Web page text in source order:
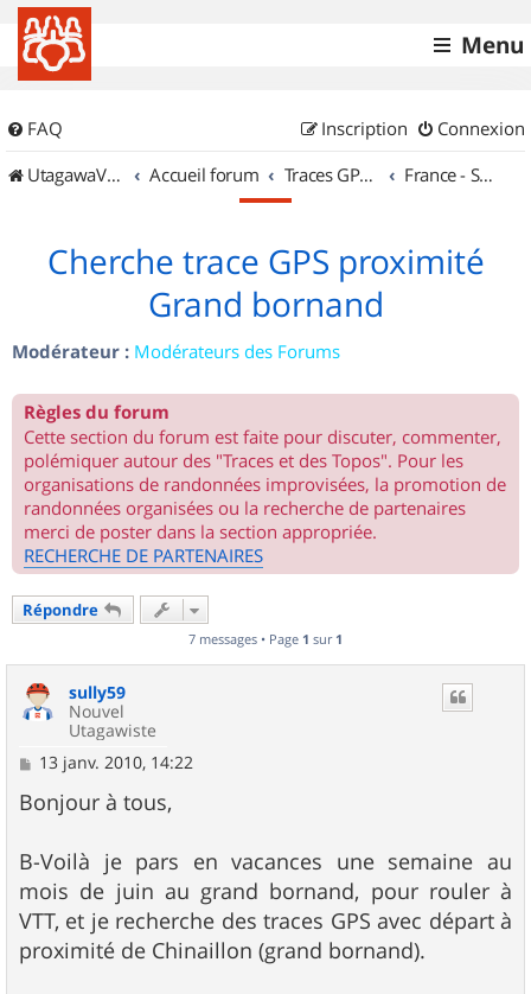
Menu
FAQ Connexion
Inscription
UtagawaVTT (Randos VTT et VTTAE avec traces GPS)
Accueil forum Traces GPS de randos VTT France - Sud Est
Cherche trace GPS proximité
Grand bornand
Modérateur : Modérateurs des Forums
Règles du forum
Cette section du forum est faite pour discuter, commenter,
polémiquer autour des "Traces et des Topos". Pour les
organisations de randonnées improvisées, la promotion de
randonnées organisées ou la recherche de partenaires
merci de poster dans la section appropriée.
RECHERCHE DE PARTENAIRES
Répondre
7 messages • Page 1 sur 1
sully59
Nouvel
Utagawiste
M
s
s
g
13 janv. 2010, 14:22
Bonjour à tous,
B-Voilà je pars en vacances une semaine au
mois de juin au grand bornand, pour rouler à
VTT, et je recherche des traces GPS avec départ à
proximité de Chinaillon (grand bornand).